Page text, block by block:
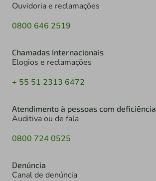
Ouvidoria e reclamações
0800 646 2519
Chamadas Internacionais
Elogios e reclamações
+ 55 51 2313 6472
Atendimento à pessoas com deficiência
Auditiva ou de fala
0800 724 0525
Denúncia
Canal de denúncia